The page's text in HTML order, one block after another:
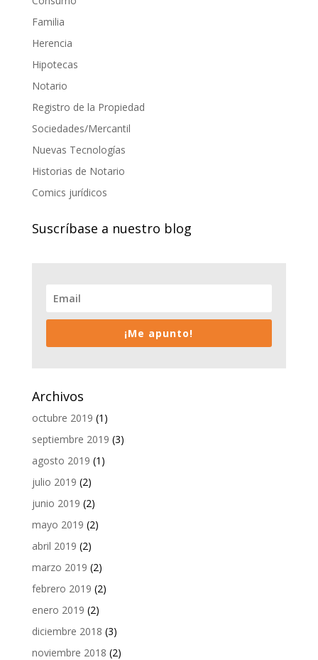
Familia
Herencia
Hipotecas
Notario
Registro de la Propiedad
Sociedades/Mercantil
Nuevas Tecnologías
Historias de Notario
Comics jurídicos
Suscríbase a nuestro blog
¡Me apunto!
Archivos
octubre 2019 (1)
septiembre 2019 (3)
agosto 2019 (1)
julio 2019 (2)
junio 2019 (2)
mayo 2019 (2)
abril 2019 (2)
marzo 2019 (2)
febrero 2019 (2)
enero 2019 (2)
diciembre 2018 (3)
noviembre 2018 (2)